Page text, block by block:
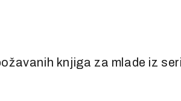
knjiga za mlade iz